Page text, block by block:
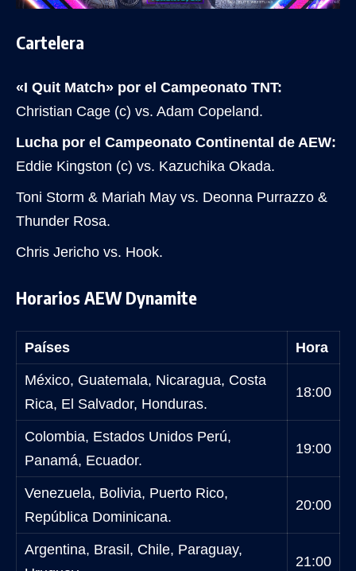
Cartelera
«I Quit Match» por el Campeonato TNT:
Christian Cage (c) vs. Adam Copeland.
Lucha por el Campeonato Continental de AEW:
Eddie Kingston (c) vs. Kazuchika Okada.
Toni Storm & Mariah May vs. Deonna Purrazzo &
Thunder Rosa.
Chris Jericho vs. Hook.
Horarios AEW Dynamite
Países Hora
México, Guatemala, Nicaragua, Costa
Rica, El Salvador, Honduras.
18:00
Colombia, Estados Unidos Perú,
Panamá, Ecuador.
19:00
Venezuela, Bolivia, Puerto Rico,
República Dominicana.
20:00
Argentina, Brasil, Chile, Paraguay,
21:00